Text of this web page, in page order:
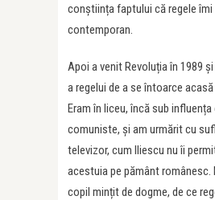
conștiința faptului că regele îmi
contemporan.
Apoi a venit Revoluția în 1989
a regelui de a se întoarce acasă
Eram în liceu, încă sub influența
comuniste, și am urmărit cu
televizor, cum Iliescu nu îi
acestuia pe pământ românesc.
copil mințit de dogme, de ce